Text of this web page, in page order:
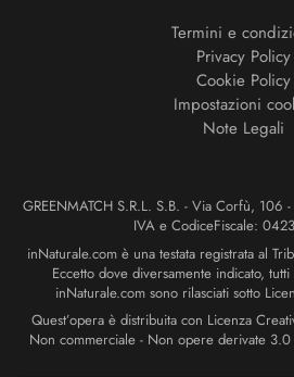
Termini e
Privacy Policy
Cookie Policy
Impostazioni
Note Legali
GREENMATCH S.R.L. S.B. - Via Corfù, 106
IVA e CodiceFiscale:
inNaturale.com è una testata registrata al
Eccetto dove diversamente indicato,
inNaturale.com sono rilasciati sotto
Quest’opera è distribuita con Licenza
Non commerciale - Non opere derivate